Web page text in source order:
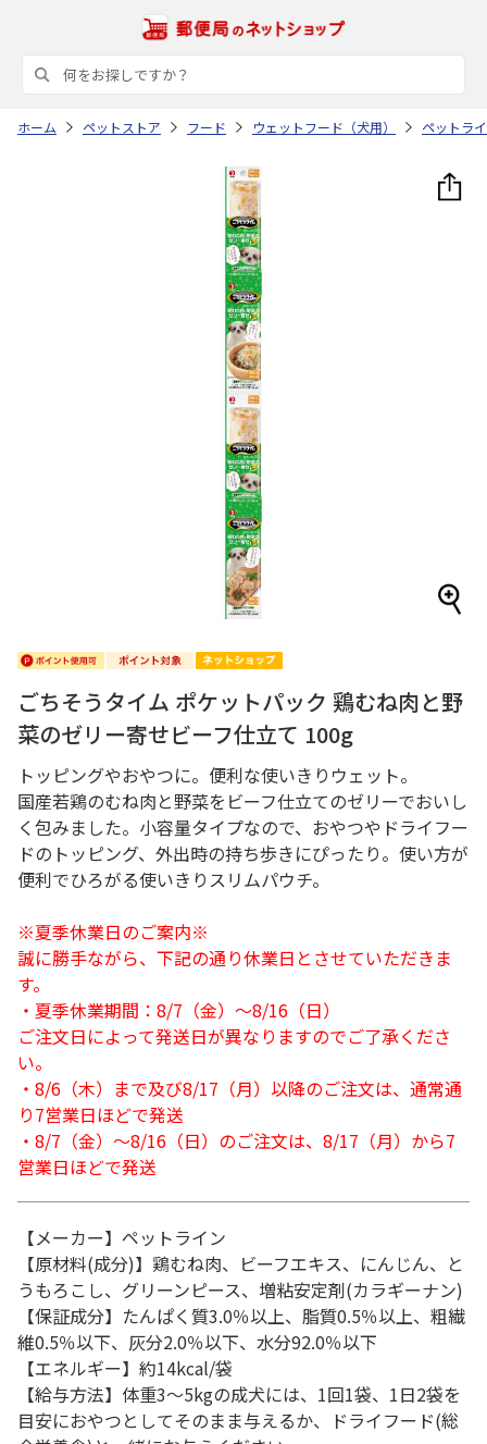
ホーム ペットストア フード ウェットフード（犬用） ペットラ
ごちそうタイム ポケットパック 鶏むね肉と野
菜のゼリー寄せビーフ仕立て 100g
トッピングやおやつに。便利な使いきりウェット。
国産若鶏のむね肉と野菜をビーフ仕立てのゼリーでおいし
く包みました。小容量タイプなので、おやつやドライフー
ドのトッピング、外出時の持ち歩きにぴったり。使い方が
便利でひろがる使いきりスリムパウチ。
※夏季休業日のご案内※
誠に勝手ながら、下記の通り休業日とさせていただきま
す。
・夏季休業期間：8/7（金）～8/16（日）
ご注文日によって発送日が異なりますのでご了承くださ
い。
・8/6（木）まで及び8/17（月）以降のご注文は、通常通
り7営業日ほどで発送
・8/7（金）～8/16（日）のご注文は、8/17（月）から7
営業日ほどで発送
【メーカー】ペットライン
【原材料(成分)】鶏むね肉、ビーフエキス、にんじん、と
うもろこし、グリーンピース、増粘安定剤(カラギーナン)
【保証成分】たんぱく質3.0％以上、脂質0.5％以上、粗繊
維0.5％以下、灰分2.0％以下、水分92.0％以下
【エネルギー】約14kcal/袋
【給与方法】体重3～5kgの成犬には、1回1袋、1日2袋を
目安におやつとしてそのまま与えるか、ドライフード(総